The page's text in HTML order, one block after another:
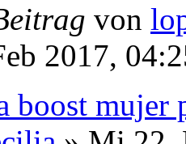
von
2017,
boost mujer